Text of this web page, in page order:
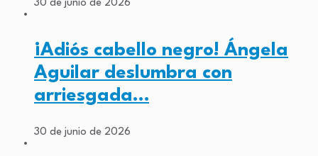
30 de junio de 2026
¡Adiós cabello negro! Ángela
Aguilar deslumbra con
arriesgada…
30 de junio de 2026